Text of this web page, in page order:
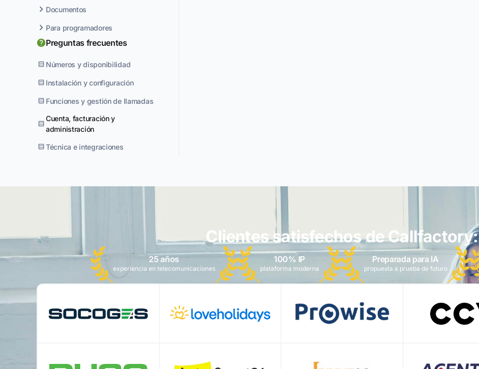
Documentos
Para programadores
Preguntas frecuentes
Números y disponibilidad
Instalación y configuración
Funciones y gestión de llamadas
Cuenta, facturación y
administración
Técnica e integraciones
Clientes satisfechos de Callfactory:
25 años
experiencia en telecomunicaciones
100% IP
plataforma moderna
Preparada para IA
propuesta a prueba de futuro